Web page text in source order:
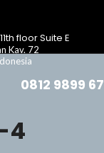
floor Suite E
Kav. 72
0812 9899
4